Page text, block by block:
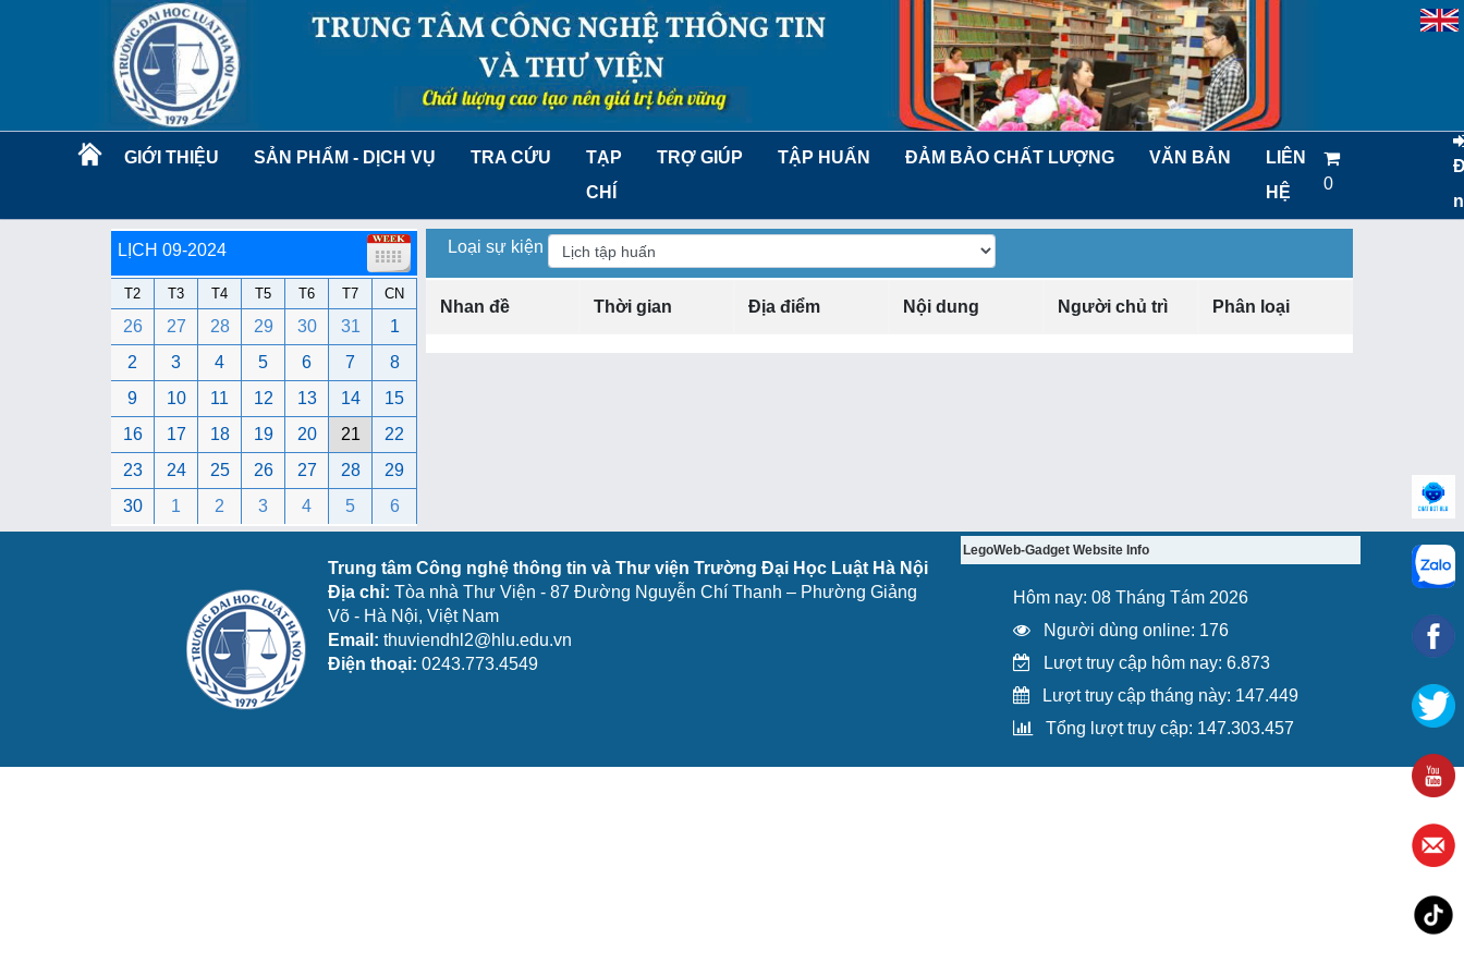
GIỚI THIỆU SẢN PHẨM - DỊCH VỤ TRA CỨU
TẠP
CHÍ
TRỢ GIÚP TẬP HUẤN ĐẢM BẢO CHẤT LƯỢNG VĂN BẢN
LIÊN
HỆ
0
LỊCH 09-2024
T2 T3 T4 T5 T6 T7 CN
26 27 28 29 30 31
1
2
3 4 5 6 7
8
9
10 11 12 13 14
15
16
17 18 19 20 21
22
23
24 25 26 27 28
29
30
1 2 3 4 5 6
Loại sự kiện
Nhan đề Thời gian Địa điểm Nội dung Người chủ trì Phân loại
Trung tâm Công nghệ thông tin và Thư viện Trường Đại Học Luật Hà Nội
Địa chỉ: Tòa nhà Thư Viện - 87 Đường Nguyễn Chí Thanh – Phường Giảng
Võ - Hà Nội, Việt Nam
Email: thuviendhl2@hlu.edu.vn
Điện thoại: 0243.773.4549
LegoWeb-Gadget Website Info
Hôm nay: 08 Tháng Tám 2026
Người dùng online: 176
Lượt truy cập hôm nay: 6.873
Lượt truy cập tháng này: 147.449
Tổng lượt truy cập: 147.303.457